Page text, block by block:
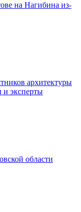
на Нагибина из-
архитектуры
и эксперты
области